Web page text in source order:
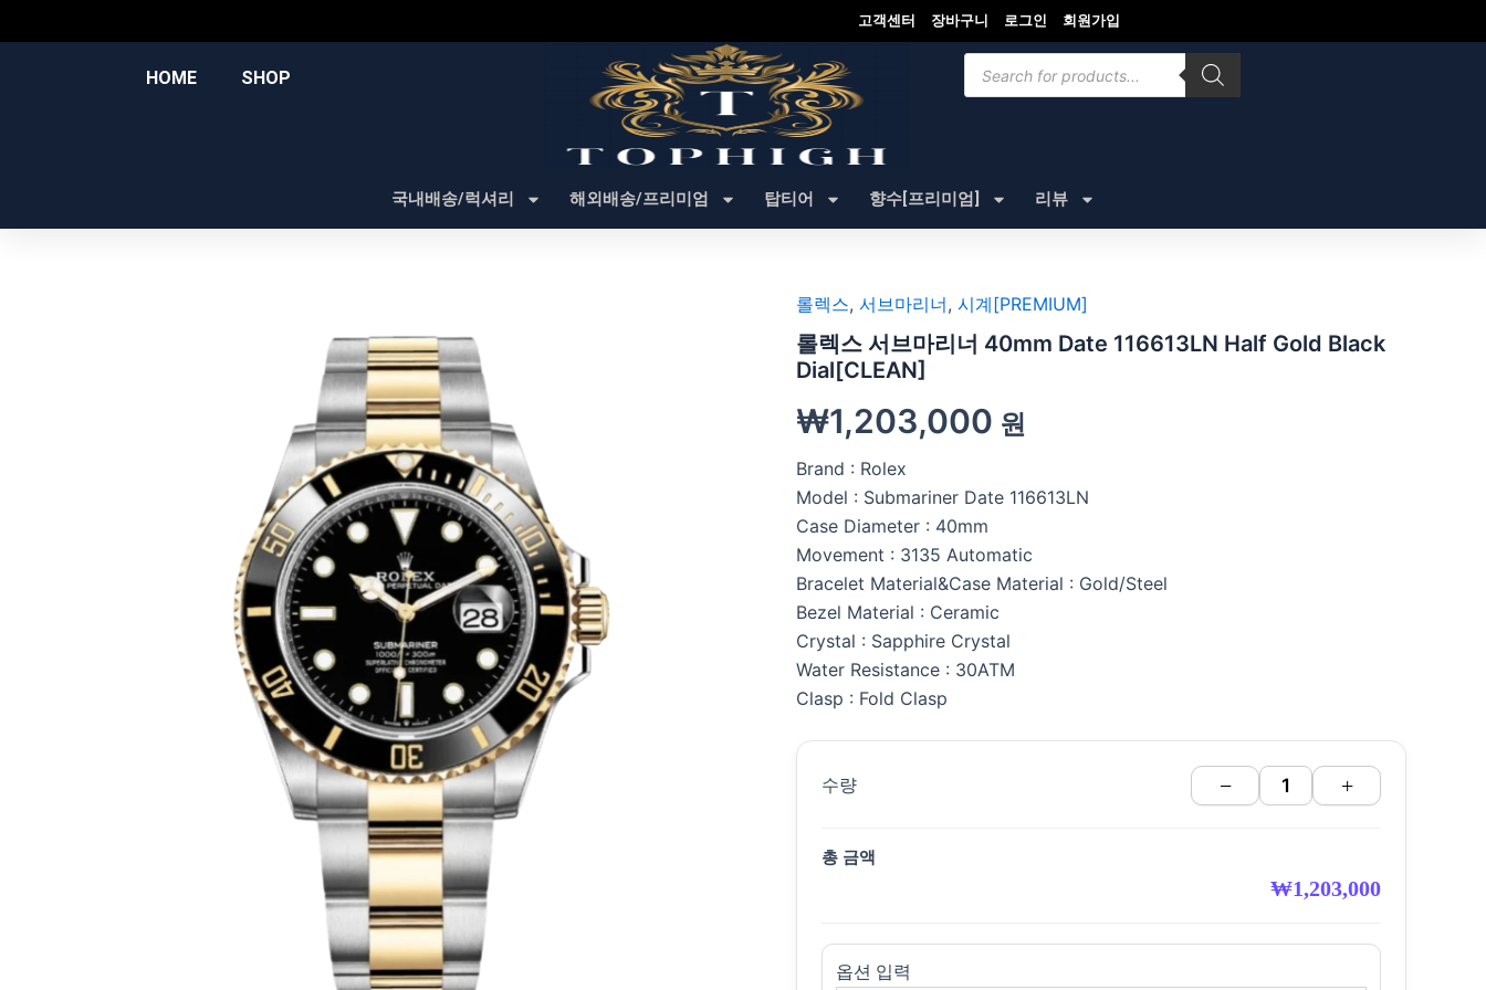
텐
고객센터 장바구니 로그인 회원가입
HOME SHOP
search
국내배송/럭셔리 해외배송/프리미엄 탑티어 향수[프리미엄] 리뷰
롤렉스, 서브마리너, 시계[PREMIUM]
롤렉스 서브마리너 40mm Date 116613LN Half Gold Black
Dial[CLEAN]
₩1,203,000 원
Brand : Rolex
Model : Submariner Date 116613LN
Case Diameter : 40mm
Movement : 3135 Automatic
Bracelet Material&Case Material : Gold/Steel
Bezel Material : Ceramic
Crystal : Sapphire Crystal
Water Resistance : 30ATM
Clasp : Fold Clasp
수량 − +
총 금액
₩1,203,000
옵션 입력